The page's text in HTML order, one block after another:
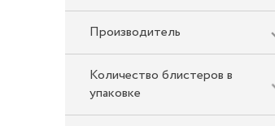
Производитель
Количество блистеров в
упаковке